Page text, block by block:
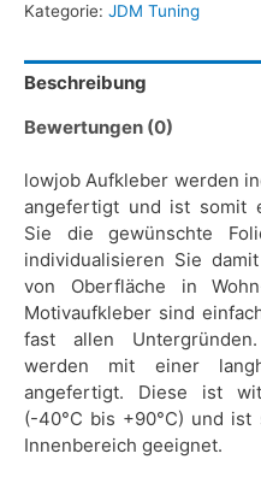
Kategorie: JDM Tuning
Beschreibung
Bewertungen (0)
lowjob Aufkleber werden
angefertigt und ist somit
Sie die gewünschte
individualisieren Sie
von Oberfläche in
Motivaufkleber sind
fast allen
werden mit einer
angefertigt. Diese ist
(-40°C bis +90°C) und
Innenbereich geeignet.